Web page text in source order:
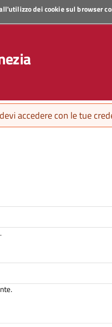
dei cookie sul browser
accedere con le tue